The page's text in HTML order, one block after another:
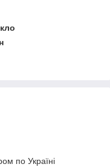
по Україні